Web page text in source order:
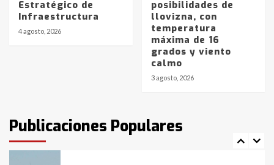
Estratégico de
Infraestructura
4 agosto, 2026
posibilidades de
llovizna, con
temperatura
máxima de 16
grados y viento
calmo
3 agosto, 2026
Publicaciones Populares
La Bolsa de Cereales de Bahía
Blanca anticipa que Agosto vendrá
con lluvias y heladas, en gran parte
fueron detenidos por
comercialización de drogas en la
tarde del sábado